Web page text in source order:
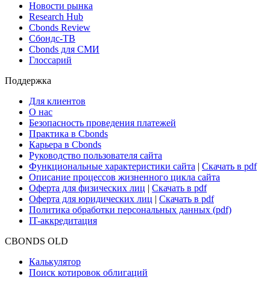
Новости рынка
Research Hub
Cbonds Review
Сбондс-ТВ
Cbonds для СМИ
Глоссарий
Поддержка
Для клиентов
О нас
Безопасность проведения платежей
Практика в Cbonds
Карьера в Cbonds
Руководство пользователя сайта
Функциональные характеристики сайта | Скачать в pdf
Описание процессов жизненного цикла сайта
Оферта для физических лиц | Скачать в pdf
Оферта для юридических лиц | Скачать в pdf
Политика обработки персональных данных (pdf)
IT-аккредитация
CBONDS OLD
Калькулятор
Поиск котировок облигаций